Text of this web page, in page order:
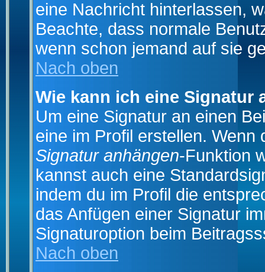
eine Nachricht hinterlassen,
Beachte, dass normale
wenn schon jemand auf sie
Nach oben
Wie kann ich eine Signatur
Um eine Signatur an einen
eine im Profil erstellen.
Signatur anhängen-Funktion
kannst auch eine
indem du im Profil die
das Anfügen einer Signatur
Signaturoption beim
Nach oben